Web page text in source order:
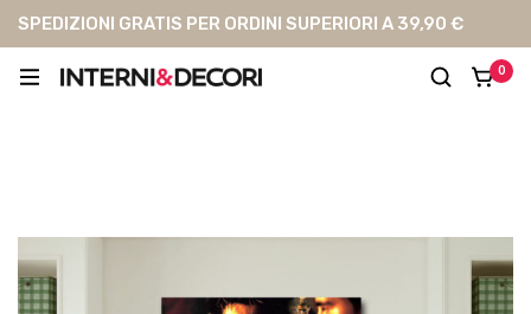
SPEDIZIONI GRATIS PER ORDINI SUPERIORI A 39,90 €
0